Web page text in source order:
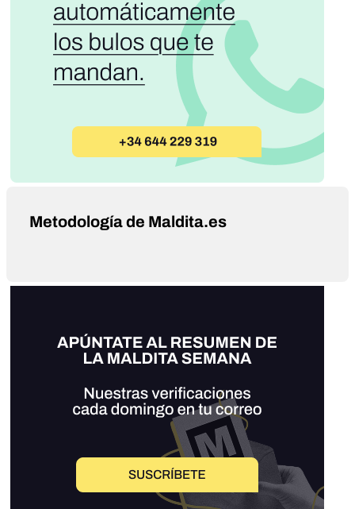
Metodología de Maldita.es